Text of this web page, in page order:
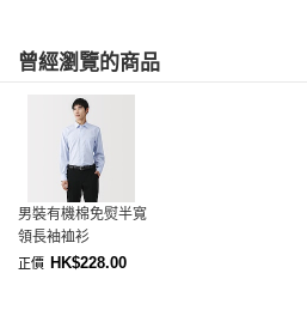
曾經瀏覽的商品
男裝有機棉免熨半寬
領長袖裇衫
正價 HK$228.00